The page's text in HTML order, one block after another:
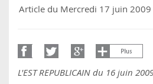
Article du Mercredi 17 juin 2009
L'EST REPUBLICAIN du 16 juin